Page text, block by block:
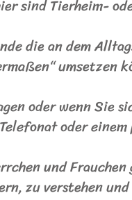
sind Tierheim-
die an dem
umsetzen
oder wenn Sie
oder
und
zu verstehen